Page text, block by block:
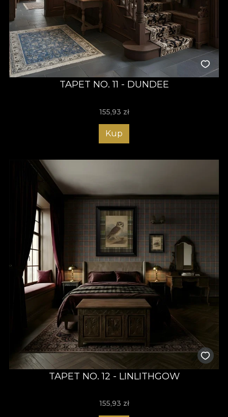
TAPET NO. 11 - DUNDEE
155,93 zł
Kup
TAPET NO. 12 - LINLITHGOW
155,93 zł